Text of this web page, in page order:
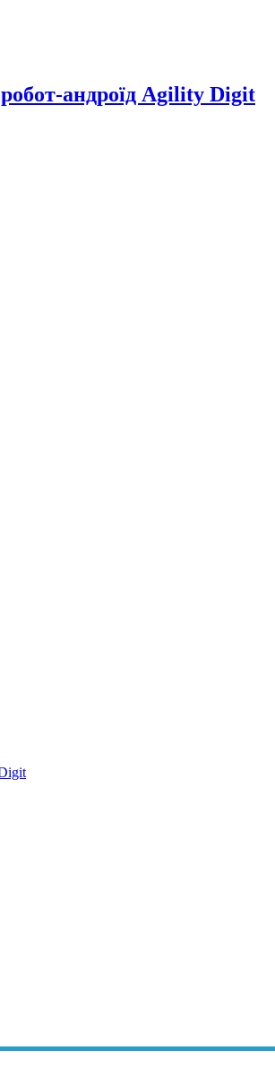
андроїд Agility Digit